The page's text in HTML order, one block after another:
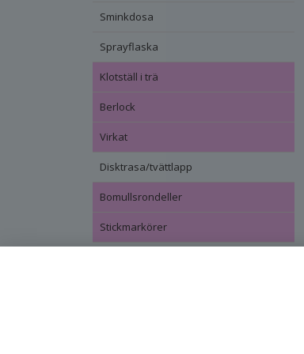
Sminkdosa
Sprayflaska
Klotställ i trä
Berlock
Virkat
Disktrasa/tvättlapp
Bomullsrondeller
Stickmarkörer